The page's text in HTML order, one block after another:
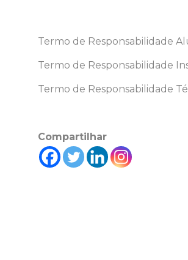
Termo de Responsabilidade
Termo de Responsabilidade
Termo de Responsabilidade
Compartilhar